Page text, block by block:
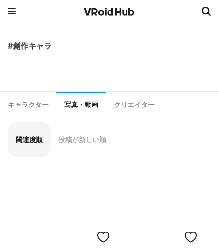
#創作キャラ
キャラクター 写真・動画 クリエイター
関連度順 投稿が新しい順